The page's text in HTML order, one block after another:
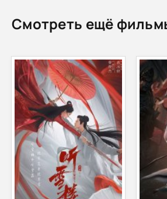
Смотреть ещё